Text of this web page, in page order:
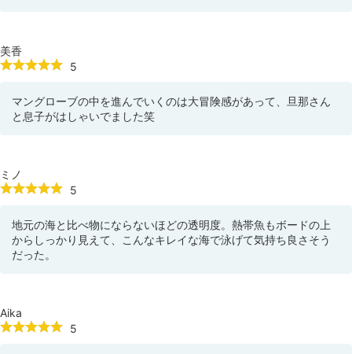
美香
5
マングローブの中を進んでいくのは大冒険感があって、旦那さん
と息子がはしゃいでました笑
ミノ
5
地元の海と比べ物にならないほどの透明度。熱帯魚もボードの上
からしっかり見えて、こんなキレイな海で泳げて気持ち良さそう
だった。
Aika
5